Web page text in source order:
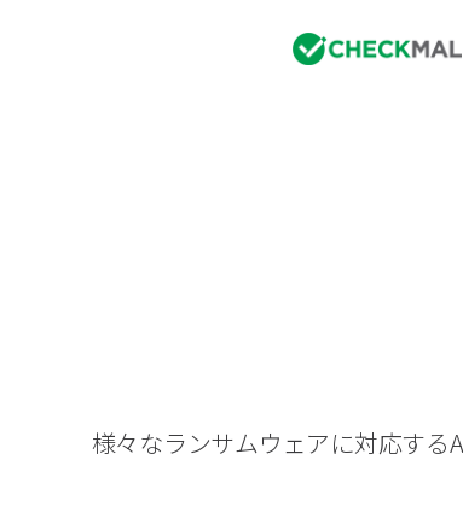
様々なランサムウェアに対応する